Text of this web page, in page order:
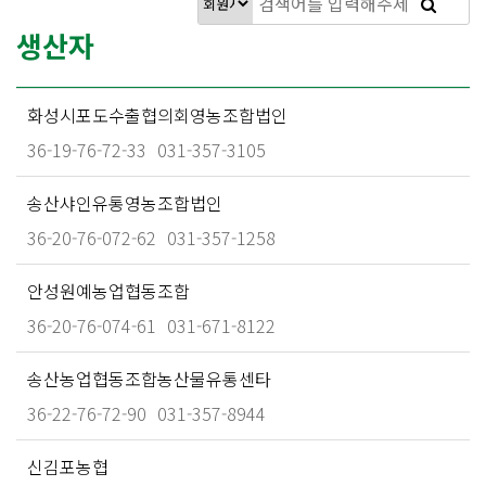
생산자
화성시포도수출협의회영농조합법인
36-19-76-72-33 031-357-3105
송산샤인유통영농조합법인
36-20-76-072-62 031-357-1258
안성원예농업협동조합
36-20-76-074-61 031-671-8122
송산농업협동조합농산물유통센타
36-22-76-72-90 031-357-8944
신김포농협